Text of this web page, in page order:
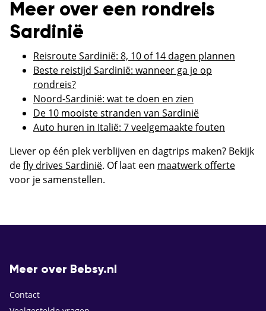
Meer over een rondreis
Sardinië
Reisroute Sardinië: 8, 10 of 14 dagen plannen
Beste reistijd Sardinië: wanneer ga je op
rondreis?
Noord-Sardinië: wat te doen en zien
De 10 mooiste stranden van Sardinië
Auto huren in Italië: 7 veelgemaakte fouten
Liever op één plek verblijven en dagtrips maken? Bekijk
defly drives Sardinië. Of laat een maatwerk offerte
voor je samenstellen.
Meer over Bebsy.nl
Contact